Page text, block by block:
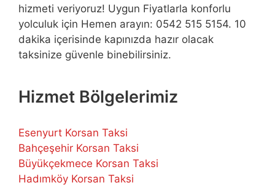
hizmeti veriyoruz! Uygun Fiyatlarla konforlu
yolculuk için Hemen arayın: 0542 515 5154. 10
dakika içerisinde kapınızda hazır olacak
taksinize güvenle binebilirsiniz.
Hizmet Bölgelerimiz
Esenyurt Korsan Taksi
Bahçeşehir Korsan Taksi
Büyükçekmece Korsan Taksi
Hadımköy Korsan Taksi